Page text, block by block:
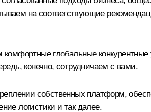
на соответствующие
глобальные конкурентные
конечно, сотрудничаем с вами.
собственных платформ,
логистики и так далее.